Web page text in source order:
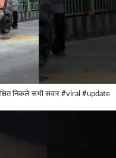
निकले सभी सवार #viral #update